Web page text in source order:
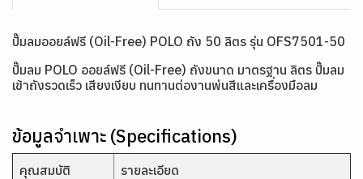
ปั๊มลมออยล์ฟรี (Oil-Free) POLO ถัง 50 ลิตร รุ่น OFS7501-50
ปั๊มลม POLO ออยล์ฟรี (Oil-Free) ถังขนาด มาตรฐาน ลิตร ปั๊มลม
เข้าถังรวดเร็ว เสียงเงียบ ทนทานต่องานพ่นสีและเครื่องมือลม
ข้อมูลจำเพาะ (Specifications)
คุณสมบัติ รายละเอียด